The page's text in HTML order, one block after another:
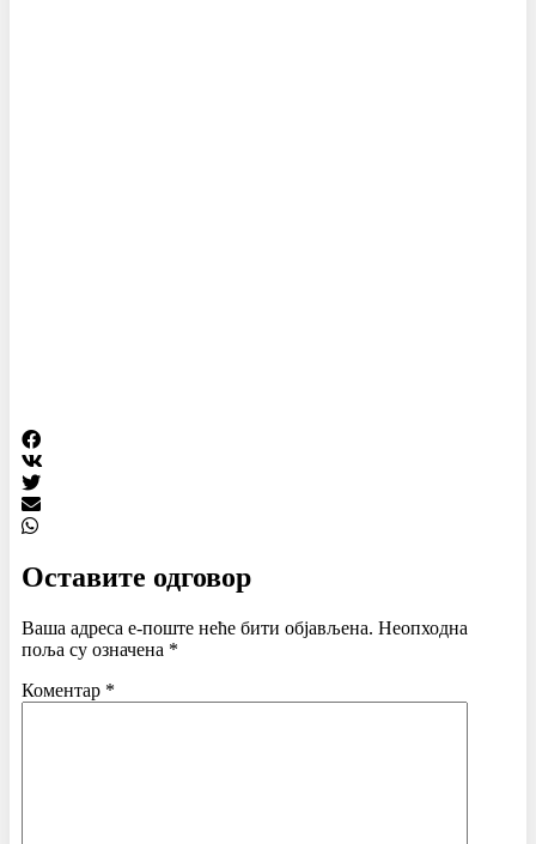
Оставите одговор
Ваша адреса е-поште неће бити објављена. Неопходна
поља су означена *
Коментар *